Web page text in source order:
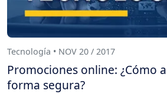
Tecnología • NOV 20 / 2017
Promociones online: ¿Cómo
forma segura?